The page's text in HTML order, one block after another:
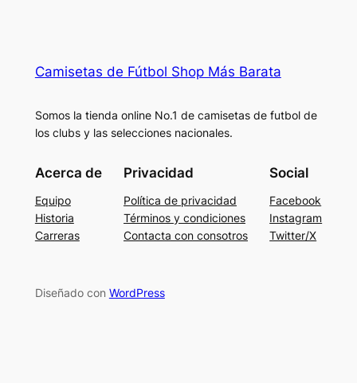
Camisetas de Fútbol Shop Más Barata
Somos la tienda online No.1 de camisetas de futbol de
los clubs y las selecciones nacionales.
Acerca de
Equipo
Historia
Carreras
Privacidad
Política de privacidad
Términos y condiciones
Contacta con consotros
Social
Facebook
Instagram
Twitter/X
Diseñado con WordPress